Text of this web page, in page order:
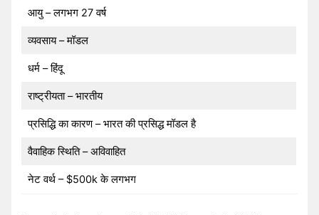
आयु – लगभग 27 वर्ष
व्यवसाय – मॉडल
धर्म – हिंदू
राष्ट्रीयता – भारतीय
प्रसिद्धि का कारण – भारत की प्रसिद्ध मॉडल है
वैवाहिक स्थिति – अविवाहित
नेट वर्थ – $500k के लगभग